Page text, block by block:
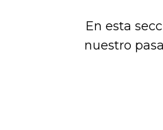
En esta
nuestro